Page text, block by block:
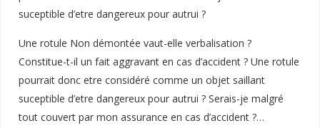
suceptible d’etre dangereux pour autrui ?
Une rotule Non démontée vaut-elle verbalisation ?
Constitue-t-il un fait aggravant en cas d’accident ? Une rotule
pourrait donc etre considéré comme un objet saillant
suceptible d’etre dangereux pour autrui ? Serais-je malgré
tout couvert par mon assurance en cas d’accident ?…